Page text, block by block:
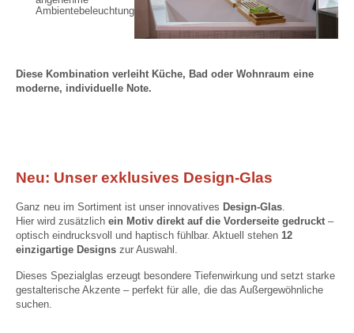
Ambientebeleuchtung
Diese Kombination verleiht Küche, Bad oder Wohnraum eine
moderne, individuelle Note.
Neu: Unser exklusives Design-Glas
Ganz neu im Sortiment ist unser innovatives Design-Glas.
Hier wird zusätzlich ein Motiv direkt auf die Vorderseite gedruckt –
optisch eindrucksvoll und haptisch fühlbar. Aktuell stehen 12
einzigartige Designs zur Auswahl.
Dieses Spezialglas erzeugt besondere Tiefenwirkung und setzt starke
gestalterische Akzente – perfekt für alle, die das Außergewöhnliche
suchen.